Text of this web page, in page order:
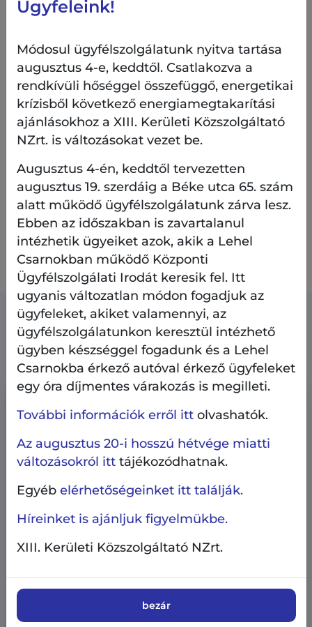
A park felújítása várhatóan májusban készül el.
Amennyiben észrevétele, kérdése van,itt
megteheti .
Dráva park - kertépítészeti terv
Dráva park - fák és cserjék kiültetési terve
Dráva park - évelők kiültetési terve
Kapcsolódó tartalmak
AngyalZÖLD 4.0
Beruházás, fejlesztés
Ügyfeleink!
Módosul ügyfélszolgálatunk nyitva tartása
augusztus 4-e, keddtől. Csatlakozva a
rendkívüli hőséggel összefüggő, energetikai
krízisből következő energiamegtakarítási
ajánlásokhoz a XIII. Kerületi Közszolgáltató
NZrt. is változásokat vezet be.
Augusztus 4-én, keddtől tervezetten
augusztus 19. szerdáig a Béke utca 65. szám
alatt működő ügyfélszolgálatunk zárva lesz.
Ebben az időszakban is zavartalanul
intézhetik ügyeiket azok, akik a Lehel
Csarnokban működő Központi
Ügyfélszolgálati Irodát keresik fel. Itt
ugyanis változatlan módon fogadjuk az
ügyfeleket, akiket valamennyi, az
ügyfélszolgálatunkon keresztül intézhető
ügyben készséggel fogadunk és a Lehel
Csarnokba érkező autóval érkező ügyfeleket
egy óra díjmentes várakozás is megilleti.
További információk erről ittolvashatók.
Az augusztus 20-i hosszú hétvége miatti
változásokról itttájékozódhatnak.
Egyéb elérhetőségeinket itt találják.
Híreinket is ajánljuk figyelmükbe.
XIII. Kerületi Közszolgáltató NZrt.
bezár